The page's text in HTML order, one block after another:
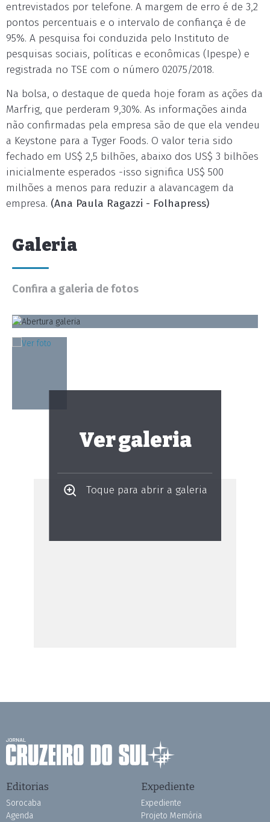
entrevistados por telefone. A margem de erro é de 3,2
pontos percentuais e o intervalo de confiança é de
95%. A pesquisa foi conduzida pelo Instituto de
pesquisas sociais, políticas e econômicas (Ipespe) e
registrada no TSE com o número 02075/2018.
Na bolsa, o destaque de queda hoje foram as ações da
Marfrig, que perderam 9,30%. As informações ainda
não confirmadas pela empresa são de que ela vendeu
a Keystone para a Tyger Foods. O valor teria sido
fechado em US$ 2,5 bilhões, abaixo dos US$ 3 bilhões
inicialmente esperados -isso significa US$ 500
milhões a menos para reduzir a alavancagem da
empresa. (Ana Paula Ragazzi - Folhapress)
Galeria
Confira a galeria de fotos
Ver galeria
Toque para abrir a galeria
Editorias
Sorocaba
Agenda
Expediente
Expediente
Projeto Memória